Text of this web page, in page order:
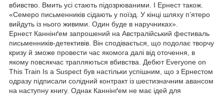
вбивство. Вмить усі стають підозрюваними. І Ернест також.
«Семеро письменників сідають у поїзд. У кінці шляху п’ятеро
вийдуть із нього живими. Один буде в наручниках».
Ернест Каннінґем запрошений на Австралійський фестиваль
письменників-детективів. Він сподівається, що подолає творчу
кризу й зможе провести час якомога далі від оточення, в
якому повсякчас трапляються вбивства. Дебют Everyone on
This Train Is a Suspect був настільки успішним, що з Ернестом
одразу підписали солідний контракт із шестизначним авансом
на наступну книгу. Однак Каннінґем не має ідей для